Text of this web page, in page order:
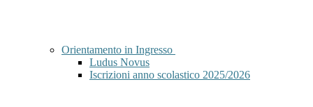
Orientamento in Ingresso
Ludus Novus
Iscrizioni anno scolastico 2025/2026